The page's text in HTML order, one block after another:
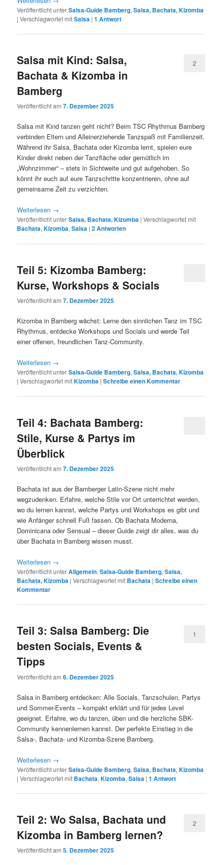
Veröffentlicht unterSalsa-Guide Bamberg,Salsa, Bachata, Kizomba
|Verschlagwortet mitSalsa |1 Antwort
Salsa mit Kind: Salsa,
Bachata & Kizomba in
Bamberg
Veröffentlicht am7. Dezember 2025
2
Salsa mit Kind tanzen geht nicht? Beim TSC Rhythmus Bamberg
verbinden Eltern und Alleinerziehende Tanzspaß mit Familienzeit.
Während ihr Salsa, Bachata oder Kizomba lernt, spielen eure
Kinder direkt neben der Tanzfläche oder gemütlich im
„Wohnzimmer“ – stets in Sichtweite und gut aufgehoben. So
könnt ihr euch auf eure Tanzschritte konzentrieren, ohne auf
gemeinsame Zeit zu verzichten.
Weiterlesen →
Veröffentlicht unterSalsa, Bachata, Kizomba |Verschlagwortet mit
Bachata,Kizomba,Salsa |2Antworten
Teil 5: Kizomba Bamberg:
Kurse, Workshops & Socials
Veröffentlicht am7. Dezember 2025
Kizomba in Bamberg wächst: Lerne den sinnlichen Tanz im TSC
Rhythmus, entdecke Workshops und Socials und werde Teil
einer offenen, freundlichen Tanz-Community.
Weiterlesen →
Veröffentlicht unterSalsa-Guide Bamberg,Salsa, Bachata, Kizomba
|Verschlagwortet mitKizomba |Schreibe einen Kommentar
Teil 4: Bachata Bamberg:
Stile, Kurse & Partys im
Überblick
Veröffentlicht am7. Dezember 2025
Bachata ist aus der Bamberger Latin-Szene nicht mehr
wegzudenken. Erfahre, welche Stile vor Ort unterrichtet werden,
wo du lernen kannst, welche Partys und Workshops es gibt und
wie Anfänger schnell Fuß fassen. Ob Bachata Moderna,
Dominicana oder Sensual – dieser Guide zeigt dir alles, was du
über Bachata in Bamberg wissen musst.
Weiterlesen →
Veröffentlicht unterAllgemein,Salsa-Guide Bamberg,Salsa,
Bachata, Kizomba |Verschlagwortet mit Bachata |Schreibe einen
Kommentar
Teil 3: Salsa Bamberg: Die
besten Socials, Events &
Tipps
Veröffentlicht am6. Dezember 2025
1
Salsa in Bamberg entdecken: Alle Socials, Tanzschulen, Partys
und Sommer-Events – kompakt erklärt und für jedes Level
geeignet. Erfahre, wo du tanzen, üben und die herzliche SBK-
Community kennenlernen kannst. Der perfekte Einstieg in die
Salsa-, Bachata- und Kizomba-Szene Bamberg.
Weiterlesen →
Veröffentlicht unterSalsa-Guide Bamberg,Salsa, Bachata, Kizomba
|Verschlagwortet mit Bachata,Kizomba,Salsa |1 Antwort
Teil 2: Wo Salsa, Bachata und
Kizomba in Bamberg lernen?
Veröffentlicht am5. Dezember 2025
2